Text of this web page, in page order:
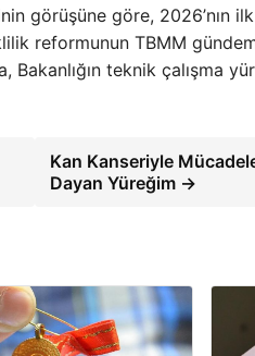
görüşüne göre, 2026’nın
reformunun TBMM
teknik çalışma
Kan Kanseriyle
Dayan Yüreğim →